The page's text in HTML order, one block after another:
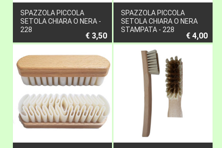
SPAZZOLA PICCOLA
SETOLA CHIARA O NERA -
228
€ 3,50
SPAZZOLA PICCOLA
SETOLA CHIARA O NERA
STAMPATA - 228
€ 4,00